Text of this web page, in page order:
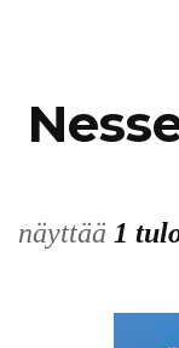
näyttää 1